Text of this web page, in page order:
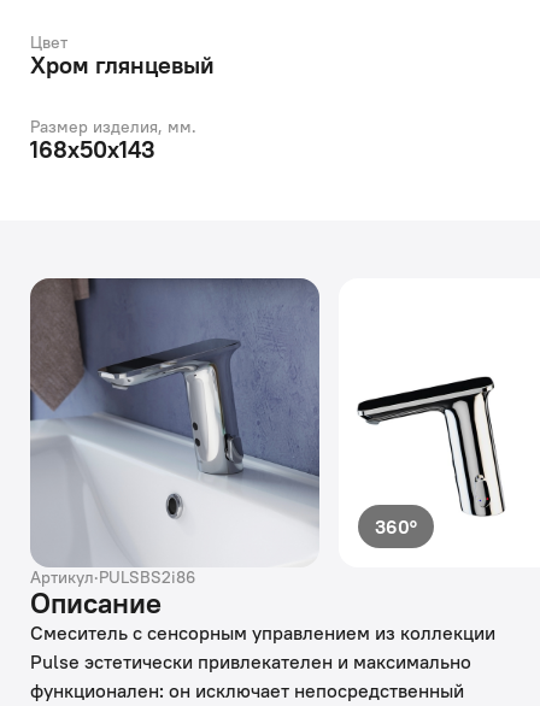
Цвет
Хром глянцевый
Размер изделия, мм.
168x50x143
360°
Артикул·PULSBS2i86
Описание
Смеситель с сенсорным управлением из коллекции
Pulse эстетически привлекателен и максимально
функционален: он исключает непосредственный